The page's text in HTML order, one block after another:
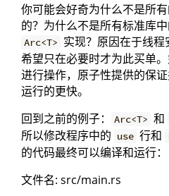
你可能会好奇为什么不是所
的？为什么不是所有标准库
Arc<T> 实现？原因在于线
希望只在必要时才为此买单
进行操作，原子性提供的保
运行的更快。
回到之前的例子：
Arc<T> 和
所以修改程序中的 use 行和
的代码最终可以编译和运行：
文件名: src/main.rs